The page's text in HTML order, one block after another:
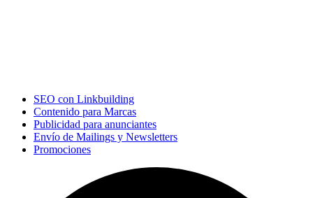
SEO con Linkbuilding
Contenido para Marcas
Publicidad para anunciantes
Envío de Mailings y Newsletters
Promociones